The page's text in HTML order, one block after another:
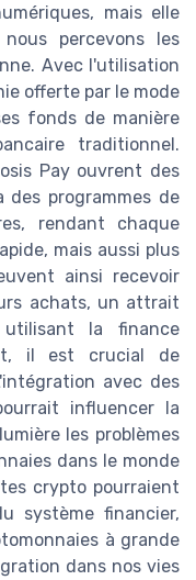
mais elle
percevons les
Avec l'utilisation
offerte par le mode
fonds de manière
traditionnel.
Pay ouvrent des
des programmes de
rendant chaque
mais aussi plus
ainsi recevoir
achats, un attrait
la finance
il est crucial de
avec des
influencer la
les problèmes
dans le monde
crypto pourraient
système financier,
à grande
dans nos vies